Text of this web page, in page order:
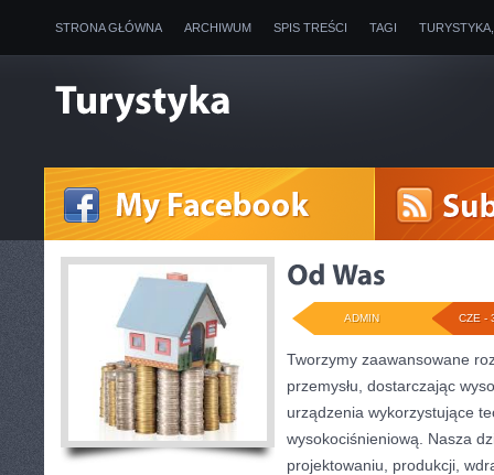
STRONA GŁÓWNA ARCHIWUM SPIS TREŚCI TAGI
CZE -
ADMIN
Tworzymy zaawansowane
przemysłu, dostarczając
urządzenia wykorzystujące
wysokociśnieniową. Nasza
projektowaniu, produkcji,